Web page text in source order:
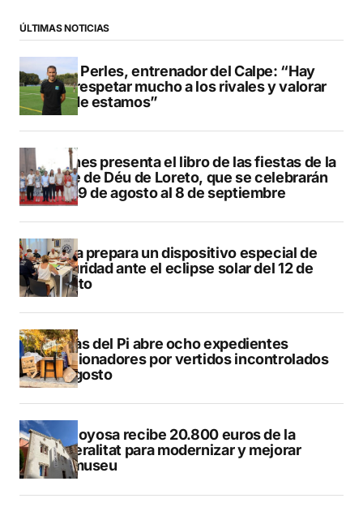
ÚLTIMAS NOTICIAS
Pere Perles, entrenador del Calpe: “Hay
que respetar mucho a los rivales y valorar
dónde estamos”
Duanes presenta el libro de las fiestas de la
Mare de Déu de Loreto, que se celebrarán
del 29 de agosto al 8 de septiembre
Xàbia prepara un dispositivo especial de
seguridad ante el eclipse solar del 12 de
agosto
L’Alfàs del Pi abre ocho expedientes
sancionadores por vertidos incontrolados
en agosto
Villajoyosa recibe 20.800 euros de la
Generalitat para modernizar y mejorar
Vilamuseu